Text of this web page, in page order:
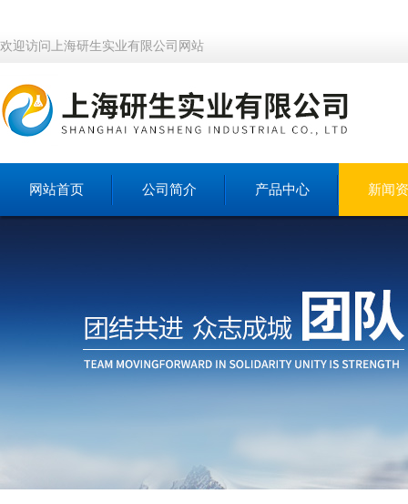
欢迎访问上海研生实业有限公司网站
网站首页 公司简介 产品中心 新闻